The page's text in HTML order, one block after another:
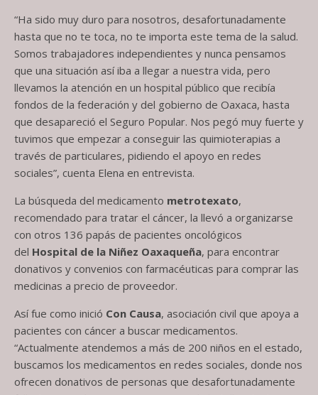
“Ha sido muy duro para nosotros, desafortunadamente
hasta que no te toca, no te importa este tema de la salud.
Somos trabajadores independientes y nunca pensamos
que una situación así iba a llegar a nuestra vida, pero
llevamos la atención en un hospital público que recibía
fondos de la federación y del gobierno de Oaxaca, hasta
que desapareció el Seguro Popular. Nos pegó muy fuerte y
tuvimos que empezar a conseguir las quimioterapias a
través de particulares, pidiendo el apoyo en redes
sociales”, cuenta Elena en entrevista.
La búsqueda del medicamento metrotexato,
recomendado para tratar el cáncer, la llevó a organizarse
con otros 136 papás de pacientes oncológicos
del Hospital de la Niñez Oaxaqueña, para encontrar
donativos y convenios con farmacéuticas para comprar las
medicinas a precio de proveedor.
Así fue como inició Con Causa, asociación civil que apoya a
pacientes con cáncer a buscar medicamentos.
“Actualmente atendemos a más de 200 niños en el estado,
buscamos los medicamentos en redes sociales, donde nos
ofrecen donativos de personas que desafortunadamente